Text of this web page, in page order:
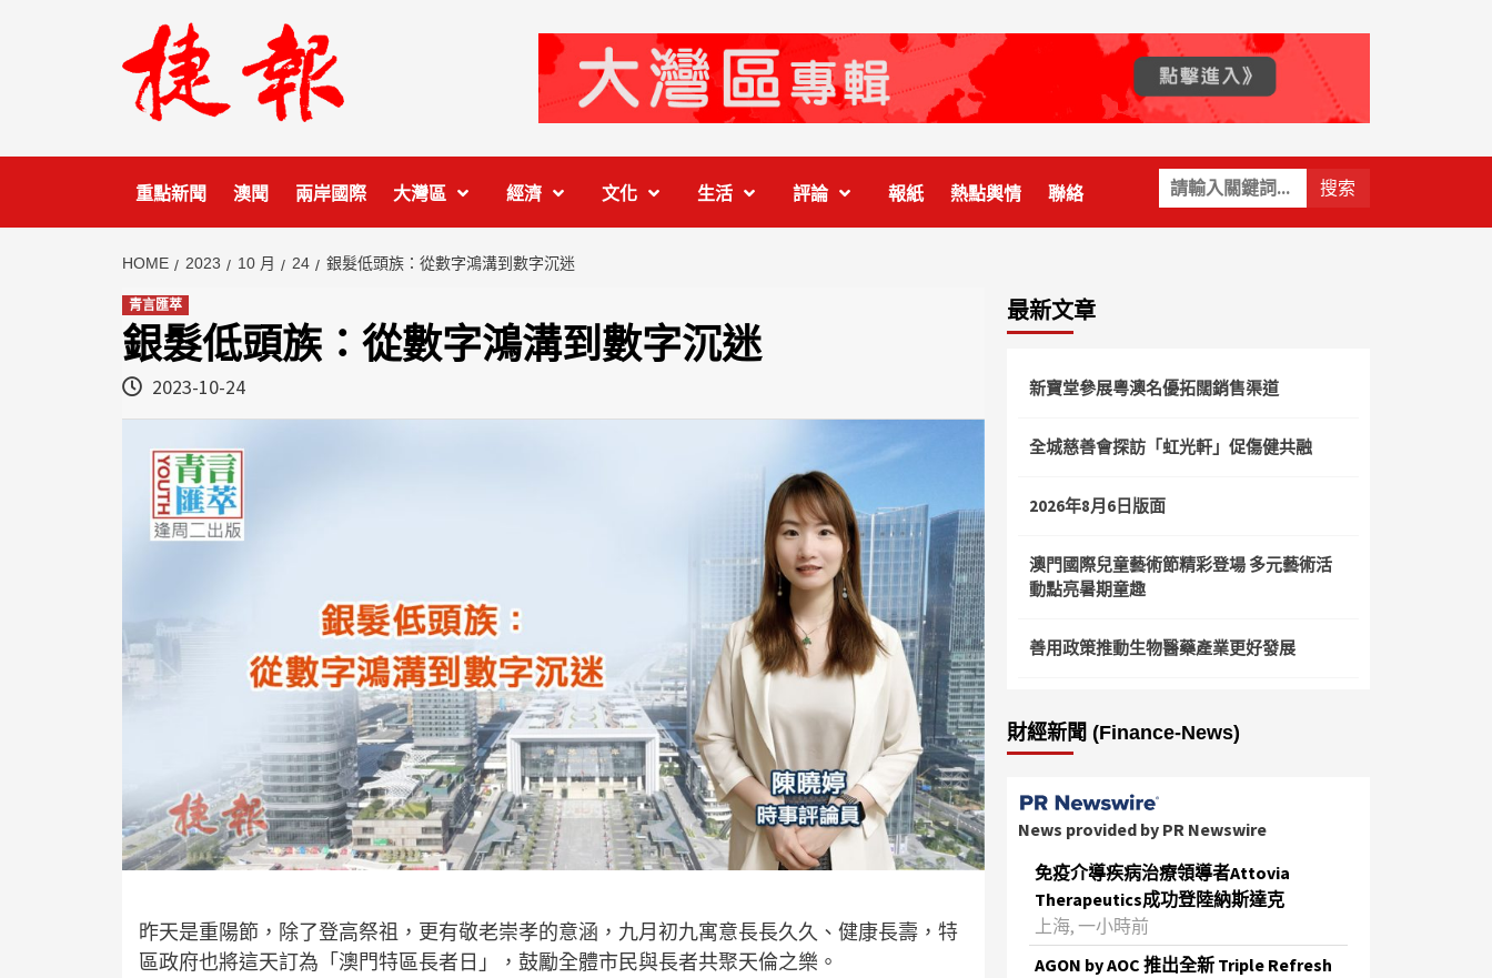
關
鍵
字:
重點新聞 澳聞 兩岸國際 大灣區 經濟 文化 生活 評論 報紙 熱點輿情 聯絡
HOME 2023 10 月 24 銀髮低頭族：從數字鴻溝到數字沉迷
青言匯萃
銀髮低頭族：從數字鴻溝到數字沉迷
2023-10-24
昨天是重陽節，除了登高祭祖，更有敬老崇孝的意涵，九月初九寓意長長久久、健康長壽，特
區政府也將這天訂為「澳門特區長者日」，鼓勵全體市民與長者共聚天倫之樂。
最新文章
新寶堂參展粵澳名優拓闊銷售渠道
全城慈善會探訪「虹光軒」促傷健共融
2026年8月6日版面
澳門國際兒童藝術節精彩登場 多元藝術活
動點亮暑期童趣
善用政策推動生物醫藥產業更好發展
財經新聞 (Finance-News)
News provided by PR Newswire
免疫介導疾病治療領導者Attovia
Therapeutics成功登陸納斯達克
上海, 一小時前
AGON by AOC 推出全新 Triple Refresh